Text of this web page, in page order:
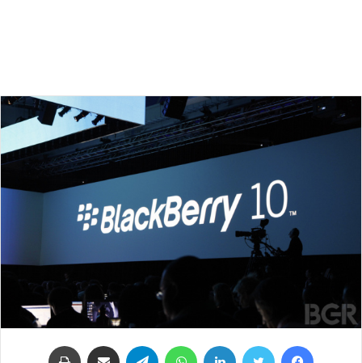
فيسبوك تويتر لينكدإن واتساب تيلقرام مشاركة عبر البريد